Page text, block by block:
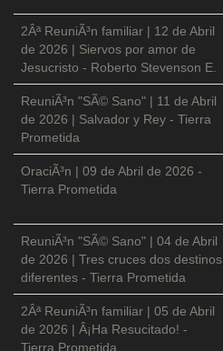
2Âª ReuniÃ³n familiar | 12 de Abril
de 2026 | Siervos por amor de
Jesucristo - Roberto Stevenson E.
ReuniÃ³n "SÃ© Sano" | 11 de Abril
de 2026 | Salvador y Rey - Tierra
Prometida
OraciÃ³n | 09 de Abril de 2026 -
Tierra Prometida
ReuniÃ³n "SÃ© Sano" | 04 de Abril
de 2026 | Tres cruces dos destinos
diferentes - Tierra Prometida
2Âª ReuniÃ³n familiar | 05 de Abril
de 2026 | Â¡Ha Resucitado! -
Tierra Prometida